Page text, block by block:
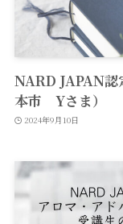
NARD JAPAN認
本市 Yさま）
2024年9月10日